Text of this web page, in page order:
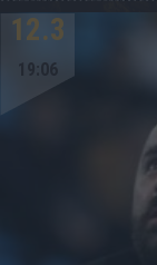
12.3
19:06